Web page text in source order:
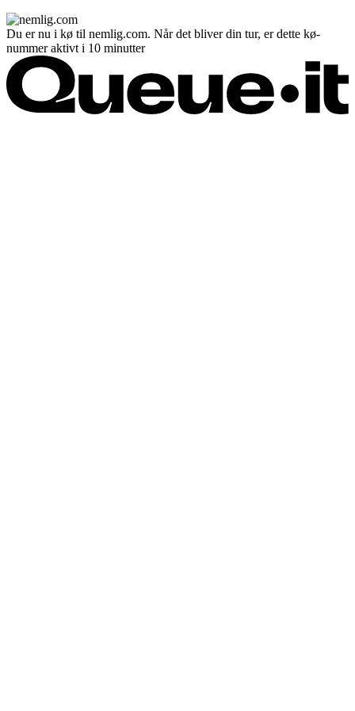
Du er nu i kø til nemlig.com. Når det bliver din tur, er dette kø-
nummer aktivt i 10 minutter